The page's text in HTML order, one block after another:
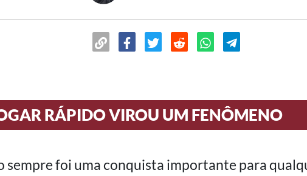
RÁPIDO VIROU UM FENÔMENO
sempre foi uma conquista importante para